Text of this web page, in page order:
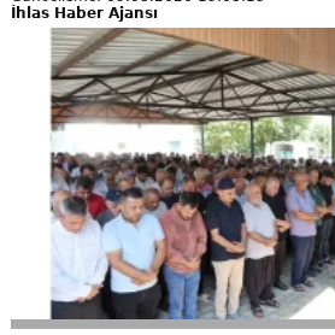
İhlas Haber Ajansı